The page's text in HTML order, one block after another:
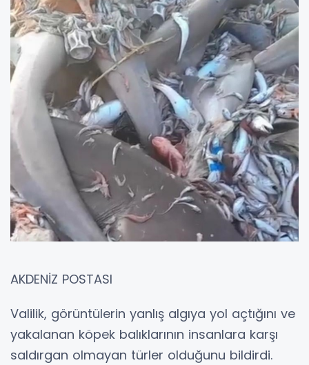
AKDENİZ POSTASI
Valilik, görüntülerin yanlış algıya yol açtığını ve
yakalanan köpek balıklarının insanlara karşı
saldırgan olmayan türler olduğunu bildirdi.